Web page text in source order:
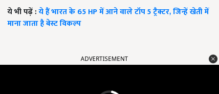
ये भी पढ़ें :ये हैं भारत के 65 HP में आने वाले टॉप 5 ट्रैक्टर, जिन्हें खेती में
माना जाता है बेस्ट विकल्प
ADVERTISEMENT